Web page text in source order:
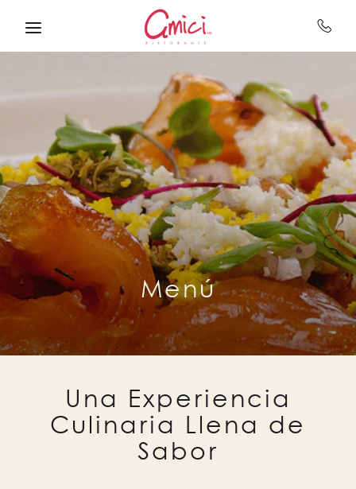
Menú
Una Experiencia
Culinaria Llena de
Sabor